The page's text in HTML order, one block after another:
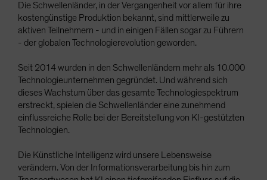
Taiwan - 台灣
UK
United States (US Citizens)
US (Non-US Citizens/NRC)
Die Schwellenländer, in der Vergangenheit vor allem für ihre
kostengünstige Produktion bekannt, sind mittlerweile zu
aktiven Teilnehmern - und in einigen Fällen sogar zu Führern
- der globalen Technologierevolution geworden.
Seit 2014 wurden in den Schwellenländern mehr als 10.000
Technologieunternehmen gegründet. Und während sich
dieses Wachstum über das gesamte Technologiespektrum
erstreckt, spielen die Schwellenländer eine zunehmend
einflussreiche Rolle bei der Bereitstellung von KI-gestützten
Technologien.
Die Künstliche Intelligenz wird unsere Lebensweise
verändern. Von der Informationsverarbeitung bis hin zum